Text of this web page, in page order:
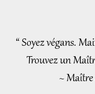
“ Soyez végans.
Trouvez un
~